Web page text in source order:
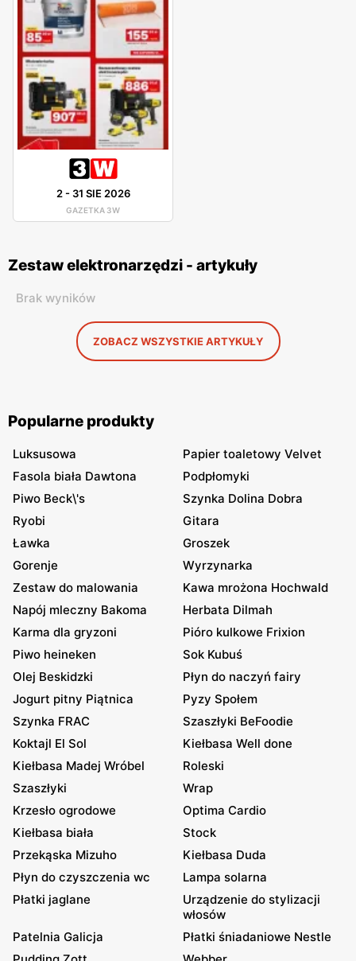
2- 31 SIE 2026
GAZETKA 3W
Zestaw elektronarzędzi - artykuły
Brak wyników
ZOBACZ WSZYSTKIE ARTYKUŁY
Popularne produkty
Luksusowa
Papier toaletowy Velvet
Fasola biała Dawtona
Podpłomyki
Piwo Beck\'s
Szynka Dolina Dobra
Ryobi
Gitara
Ławka
Groszek
Gorenje
Wyrzynarka
Zestaw do malowania
Kawa mrożona Hochwald
Napój mleczny Bakoma
Herbata Dilmah
Karma dla gryzoni
Pióro kulkowe Frixion
Piwo heineken
Sok Kubuś
Olej Beskidzki
Płyn do naczyń fairy
Jogurt pitny Piątnica
Pyzy Społem
Szynka FRAC
Szaszłyki BeFoodie
Koktajl El Sol
Kiełbasa Well done
Kiełbasa Madej Wróbel
Roleski
Szaszłyki
Wrap
Krzesło ogrodowe
Optima Cardio
Kiełbasa biała
Stock
Przekąska Mizuho
Kiełbasa Duda
Płyn do czyszczenia wc
Lampa solarna
Płatki jaglane
Urządzenie do stylizacji
włosów
Patelnia Galicja
Płatki śniadaniowe Nestle